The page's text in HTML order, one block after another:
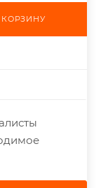
КОРЗИНУ